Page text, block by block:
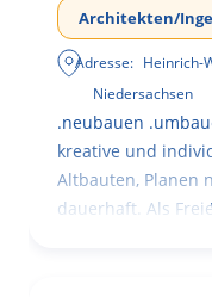
Architekten/
Adresse: Heinrich-
Niedersachsen
.neubauen
kreative und
Altbauten, Planen
dauerhaft. Als